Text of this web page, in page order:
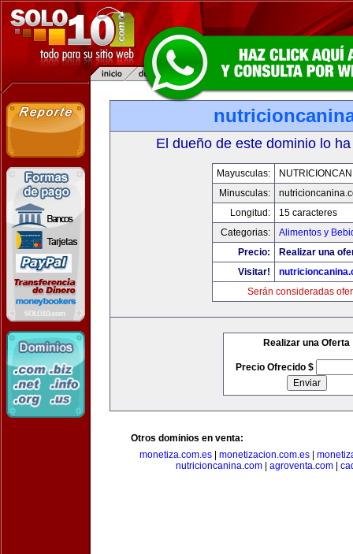
El dueño de este dominio lo
Mayusculas:
Minusculas:
Longitud:
15 caracteres
Categorias:
Alimentos y
Precio:
Realizar una
Visitar!
Serán consideradas
Realizar una Oferta
Precio Ofrecido $
Otros dominios en venta:
monetiza.com.es| monetizacion.com.es|
nutricioncanina.com| agroventa.com|